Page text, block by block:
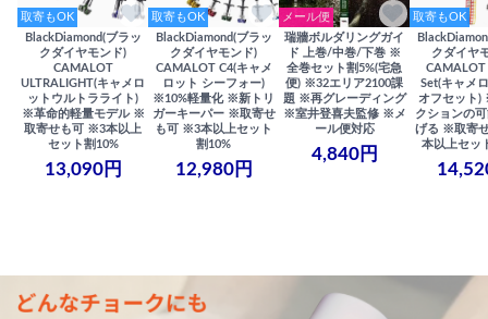
取寄もOK
BlackDiamond(ブラッ
クダイヤモンド)
CAMALOT
ULTRALIGHT(キャメロ
ットウルトラライト)
※革命的軽量モデル ※
取寄せも可 ※3本以上
セット割10%
13,090円
取寄もOK
BlackDiamond(ブラッ
クダイヤモンド)
CAMALOT C4(キャメ
ロット シーフォー)
※10%軽量化 ※新トリ
ガーキーパー ※取寄せ
も可 ※3本以上セット
割10%
12,980円
メール便
瑞牆ボルダリングガイ
ド 上巻/中巻/下巻 ※
全巻セット割5%(宅急
便) ※32エリア2100課
題 ※再グレーディング
※室井登喜夫監修 ※メ
ール便対応
4,840円
取寄もOK
クダイヤ
Set(キャメ
オフセット)
クションの
げる ※取寄
本以上セッ